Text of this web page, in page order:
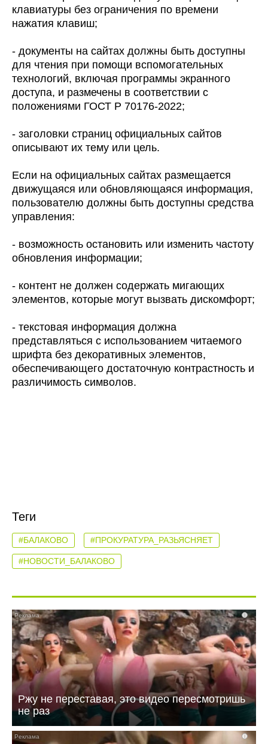
клавиатуры без ограничения по времени
нажатия клавиш;
- документы на сайтах должны быть доступны
для чтения при помощи вспомогательных
технологий, включая программы экранного
доступа, и размечены в соответствии с
положениями ГОСТ Р 70176-2022;
- заголовки страниц официальных сайтов
описывают их тему или цель.
Если на официальных сайтах размещается
движущаяся или обновляющаяся информация,
пользователю должны быть доступны средства
управления:
- возможность остановить или изменить частоту
обновления информации;
- контент не должен содержать мигающих
элементов, которые могут вызвать дискомфорт;
- текстовая информация должна
представляться с использованием читаемого
шрифта без декоративных элементов,
обеспечивающего достаточную контрастность и
различимость символов.
Теги
#БАЛАКОВО #ПРОКУРАТУРА_РАЗЬЯСНЯЕТ
#НОВОСТИ_БАЛАКОВО
i
Ржу не переставая, это видео пересмотришь
не раз
i